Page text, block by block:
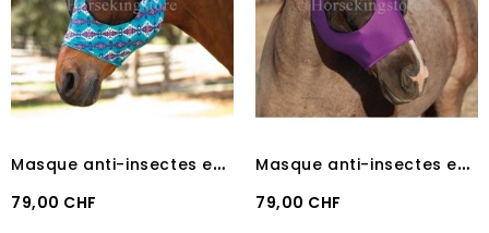
M
asque anti-insectes en lycra Professional Choice Taos
Prix
79,00 CHF
M
asque anti-insectes en lycra Professional Choice Purple
Prix
79,00 CHF